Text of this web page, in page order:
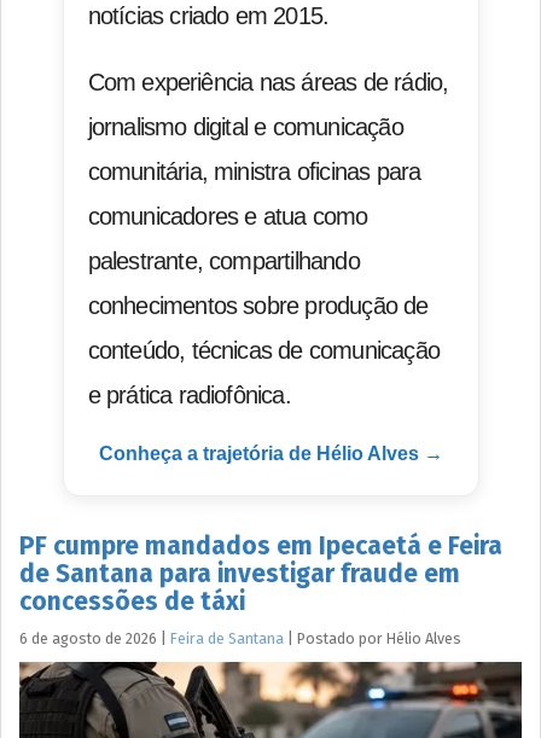
notícias criado em 2015.
Com experiência nas áreas de rádio,
jornalismo digital e comunicação
comunitária, ministra oficinas para
comunicadores e atua como
palestrante, compartilhando
conhecimentos sobre produção de
conteúdo, técnicas de comunicação
e prática radiofônica.
Conheça a trajetória de Hélio Alves →
PF cumpre mandados em Ipecaetá e Feira
de Santana para investigar fraude em
concessões de táxi
6 de agosto de 2026 Feira de Santana Postado por Hélio Alves